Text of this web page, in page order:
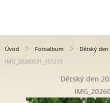
Úvod Fotoalbum
Dětský
IMG_20260531_151215
Dětský den